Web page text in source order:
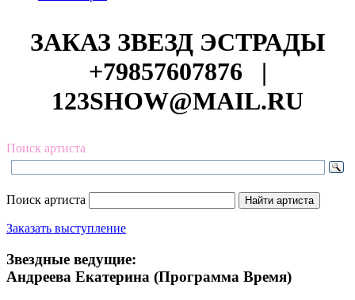
ЗАКАЗ ЗВЕЗД ЭСТРАДЫ
+79857607876
|
123SHOW@MAIL.RU
Поиск артиста
Поиск артиста
Заказать выступление
Звездные ведущие:
Андреева Екатерина (Программа Время)